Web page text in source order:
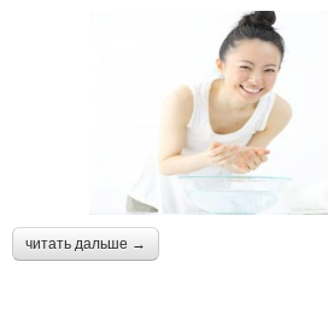
читать дальше →